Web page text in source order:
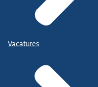
Vacatures